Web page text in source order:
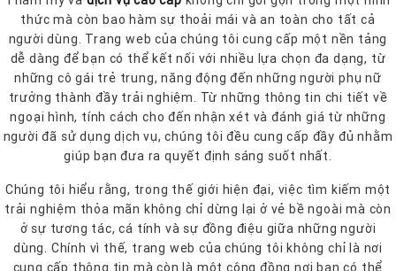
thức mà còn bao hàm sự thoải mái và an toàn cho tất cả
người dùng. Trang web của chúng tôi cung cấp một nền tảng
dễ dàng để bạn có thể kết nối với nhiều lựa chọn đa dạng, từ
những cô gái trẻ trung, năng động đến những người phụ nữ
trưởng thành đầy trải nghiệm. Từ những thông tin chi tiết về
ngoại hình, tính cách cho đến nhận xét và đánh giá từ những
người đã sử dụng dịch vụ, chúng tôi đều cung cấp đầy đủ nhằm
giúp bạn đưa ra quyết định sáng suốt nhất.
Chúng tôi hiểu rằng, trong thế giới hiện đại, việc tìm kiếm một
trải nghiệm thỏa mãn không chỉ dừng lại ở vẻ bề ngoài mà còn
ở sự tương tác, cá tính và sự đồng điệu giữa những người
dùng. Chính vì thế, trang web của chúng tôi không chỉ là nơi
cung cấp thông tin mà còn là một cộng đồng nơi bạn có thể